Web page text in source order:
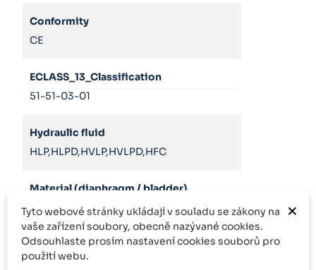
Conformity
CE
ECLASS_13_Classification
51-51-03-01
Hydraulic fluid
HLP,HLPD,HVLP,HVLPD,HFC
Material (diaphragm / bladder)
NBR
Nominal volume
1.4l
×
Tyto webové stránky ukládají v souladu se zákony na
vaše zařízení soubory, obecně nazývané cookies.
Odsouhlaste prosím nastavení cookies souborů pro
použití webu.